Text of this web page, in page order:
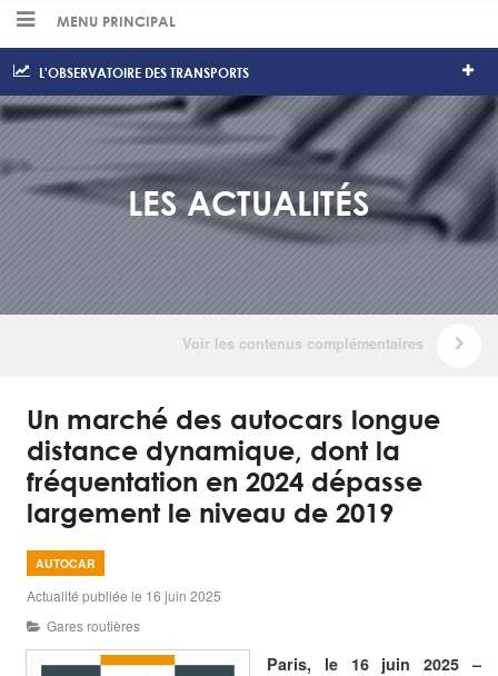
MENU PRINCIPAL
L'OBSERVATOIRE DES TRANSPORTS
LES ACTUALITÉS
Un marché des autocars longue
distance dynamique, dont la
fréquentation en 2024 dépasse
largement le niveau de 2019
AUTOCAR
Actualité publiée le 16 juin 2025
Gares routières
Paris, le 16 juin 2025 –